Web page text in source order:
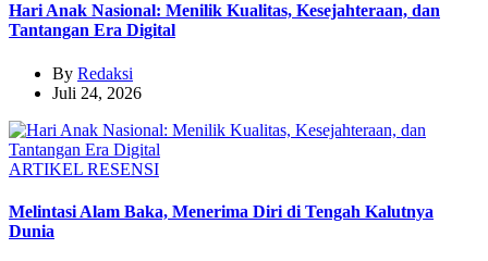
Hari Anak Nasional: Menilik Kualitas, Kesejahteraan, dan
Tantangan Era Digital
By Redaksi
Juli 24, 2026
ARTIKEL RESENSI
Melintasi Alam Baka, Menerima Diri di Tengah Kalutnya
Dunia